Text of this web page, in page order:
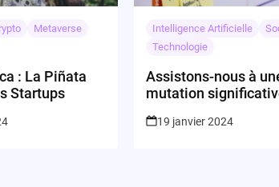
Metaverse
: La Piñata
Startups
Intelligence Artificielle
Technologie
Assistons-nous à
mutation
19 janvier 2024